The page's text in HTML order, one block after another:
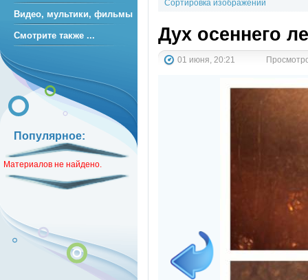
Сортировка изображений
Дух осеннего
01 июня, 20:21
Видео, мультики, фильмы
Смотрите также ...
Популярное:
Материалов не найдено.